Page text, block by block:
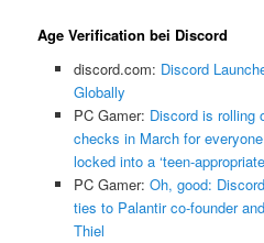
Age Verification bei Discord
discord.com: Discord
Globally
PC Gamer: Discord is rolling
checks in March for
locked into a ‘teen-
PC Gamer: Oh, good:
ties to Palantir co-founder
Thiel